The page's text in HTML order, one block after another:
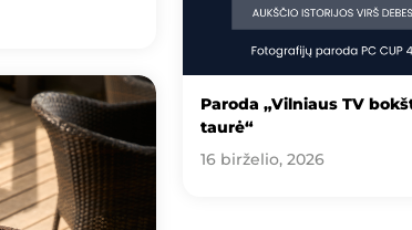
Paroda „Vilniaus TV
taurė“
16 birželio, 2026